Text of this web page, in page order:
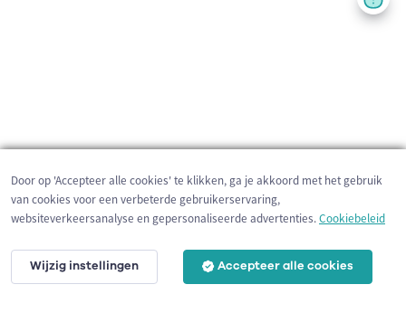
2 km
Door op 'Accepteer alle cookies' te klikken, ga je akkoord met het gebruik
van cookies voor een verbeterde gebruikerservaring,
websiteverkeersanalyse en gepersonaliseerde advertenties.Cookiebeleid
Wijzig instellingen Accepteer alle cookies